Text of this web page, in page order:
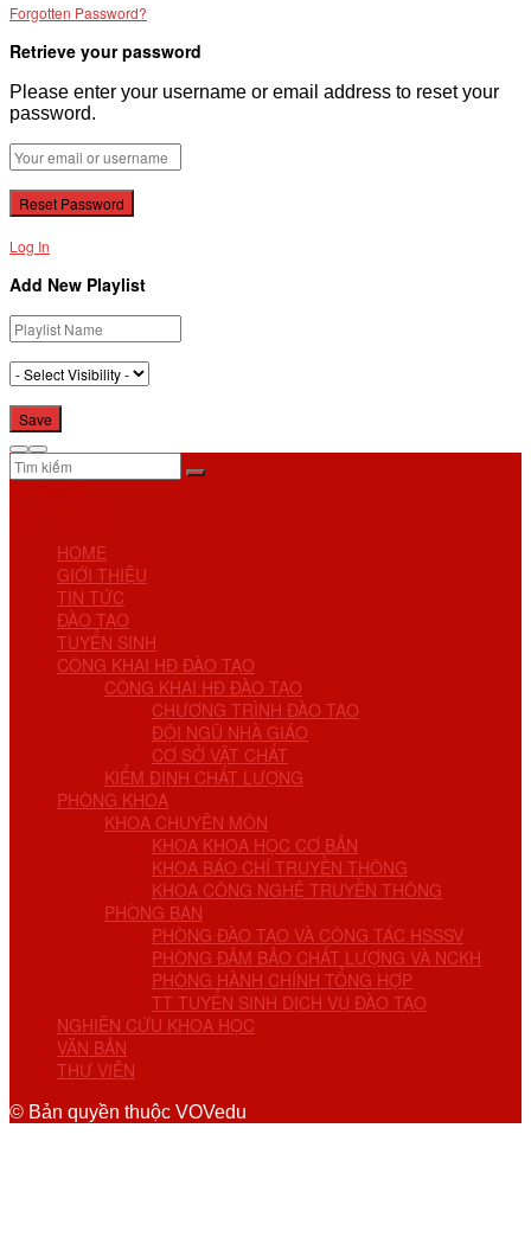
Forgotten Password?
Retrieve your password
Please enter your username or email address to reset your
password.
Log In
Add New Playlist
HOME
GIỚI THIỆU
TIN TỨC
ĐÀO TẠO
TUYỂN SINH
CÔNG KHAI HĐ ĐÀO TẠO
CÔNG KHAI HĐ ĐÀO TẠO
CHƯƠNG TRÌNH ĐÀO TẠO
ĐỘI NGŨ NHÀ GIÁO
CƠ SỞ VẬT CHẤT
KIỂM ĐỊNH CHẤT LƯỢNG
PHÒNG KHOA
KHOA CHUYÊN MÔN
KHOA KHOA HỌC CƠ BẢN
KHOA BÁO CHÍ TRUYỀN THÔNG
KHOA CÔNG NGHỆ TRUYỀN THÔNG
PHÒNG BAN
PHÒNG ĐÀO TẠO VÀ CÔNG TÁC HSSSV
PHÒNG ĐẢM BẢO CHẤT LƯỢNG VÀ NCKH
PHÒNG HÀNH CHÍNH TỔNG HỢP
TT TUYỂN SINH DỊCH VỤ ĐÀO TẠO
NGHIÊN CỨU KHOA HỌC
VĂN BẢN
THƯ VIỆN
© Bản quyền thuộc VOVedu